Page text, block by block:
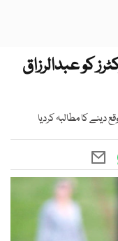
کو عبدالرزاق
دینے کا مطالبہ کردیا